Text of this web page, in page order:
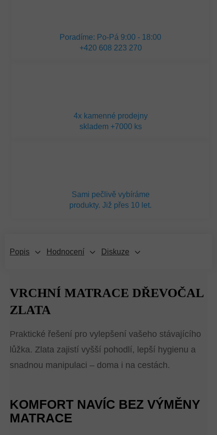
Poradíme: Po-Pá 9:00 - 18:00
+420 608 223 270
4x kamenné prodejny
skladem +7000 ks
Sami pečlivě vybíráme
produkty. Již přes 10 let.
Popis Hodnocení Diskuze
VRCHNÍ MATRACE DŘEVOČAL
ZLATA
Praktické řešení pro vylepšení vašeho stávajícího
lůžka. Zlata zajistí vyšší pohodlí, lepší hygienu a
snadnou manipulaci – doma i na cestách.
KOMFORT NAVÍC BEZ VÝMĚNY
MATRACE